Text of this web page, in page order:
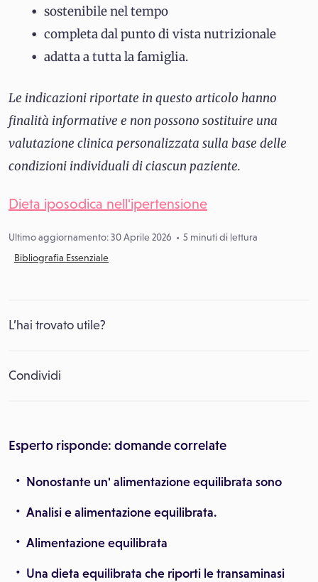
sostenibile nel tempo
completa dal punto di vista nutrizionale
adatta a tutta la famiglia.
Le indicazioni riportate in questo articolo hanno
finalità informative e non possono sostituire una
valutazione clinica personalizzata sulla base delle
condizioni individuali di ciascun paziente.
Dieta iposodica nell'ipertensione
Ultimo aggiornamento: 30 Aprile 2026
5 minuti di lettura
Bibliografia Essenziale
L’hai trovato utile?
Condividi
Esperto risponde: domande correlate
Nonostante un' alimentazione equilibrata sono
Analisi e alimentazione equilibrata.
Alimentazione equilibrata
Una dieta equilibrata che riporti le transaminasi